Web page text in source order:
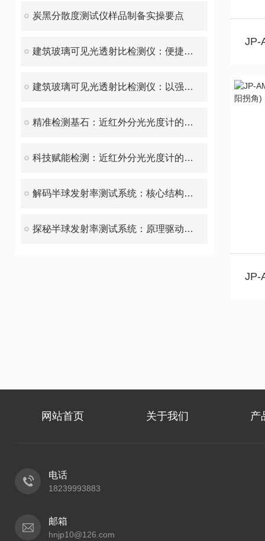
炭黑分散度测试仪样品制备实操要点
建筑玻璃可见光透射比检测仪：便捷维护，让精准检测无后顾之忧
建筑玻璃可见光透射比检测仪：以强劲性能，解锁精准检测新高度
精准检测基石：近红外分光光度计的操作要求规范
科技赋能检测：近红外分光光度计的设计优势探析
解码半球发射率测试系统：核心结构与协同运作机制
探秘半球发射率测试系统：原理驱动的精准测量之道
网站首页 关于我们 产
电话
18239993883
邮箱
hnjp10@126.com